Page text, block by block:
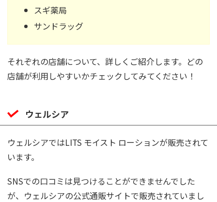
スギ薬局
サンドラッグ
それぞれの店舗について、詳しくご紹介します。どの
店舗が利用しやすいかチェックしてみてください！
ウェルシア
ウェルシアではLITS モイスト ローションが販売されて
います。
SNSでの口コミは見つけることができませんでした
が、ウェルシアの公式通販サイトで販売されていまし